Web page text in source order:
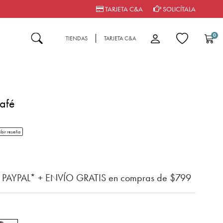
TARJETA C&A SOLICÍTALA
TIENDAS TARJETA C&A 0
cliente
rating
reseña
+ ENVÍO GRATIS en compras de $799